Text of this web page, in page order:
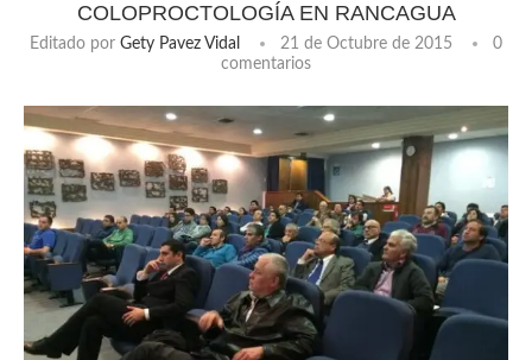
COLOPROCTOLOGÍA EN RANCAGUA
Editado por Gety Pavez Vidal 21 de Octubre de 2015
0
comentarios